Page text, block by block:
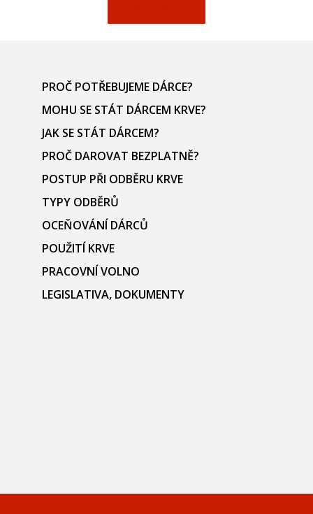
PROČ POTŘEBUJEME DÁRCE?
MOHU SE STÁT DÁRCEM KRVE?
JAK SE STÁT DÁRCEM?
PROČ DAROVAT BEZPLATNĚ?
POSTUP PŘI ODBĚRU KRVE
TYPY ODBĚRŮ
OCEŇOVÁNÍ DÁRCŮ
POUŽITÍ KRVE
PRACOVNÍ VOLNO
LEGISLATIVA, DOKUMENTY